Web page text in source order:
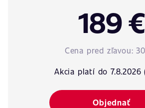
189 €
Cena pred zľavou:
Akcia platí do 7.8.2026
Objednať